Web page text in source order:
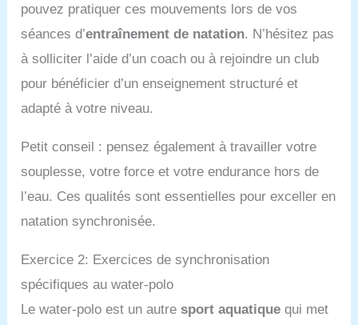
pouvez pratiquer ces mouvements lors de vos
séances d’entraînement de natation. N’hésitez pas
à solliciter l’aide d’un coach ou à rejoindre un club
pour bénéficier d’un enseignement structuré et
adapté à votre niveau.
Petit conseil : pensez également à travailler votre
souplesse, votre force et votre endurance hors de
l’eau. Ces qualités sont essentielles pour exceller en
natation synchronisée.
Exercice 2: Exercices de synchronisation
spécifiques au water-polo
Le water-polo est un autresport aquatique qui met